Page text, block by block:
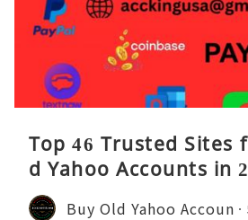
Top 46 Trusted Sites
d Yahoo Accounts in
Buy Old Yahoo Accoun